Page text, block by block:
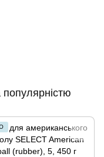
популярністю